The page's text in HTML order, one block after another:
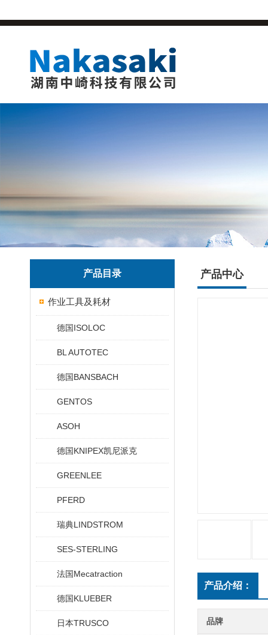
产品目录
作业工具及耗材
德国ISOLOC
BL AUTOTEC
德国BANSBACH
GENTOS
ASOH
德国KNIPEX凯尼派克
GREENLEE
PFERD
瑞典LINDSTROM
SES-STERLING
法国Mecatraction
德国KLUEBER
日本TRUSCO
产品中心
产品介绍：
品牌